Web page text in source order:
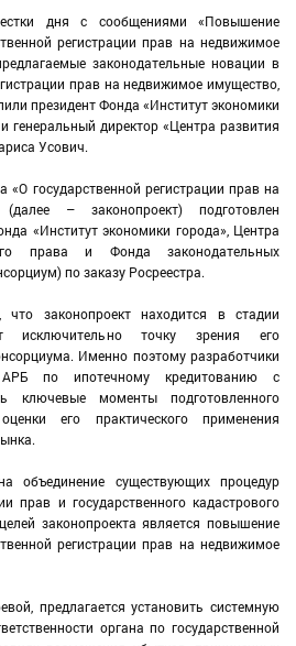
дня с сообщениями «Повышение
регистрации прав на недвижимое
законодательные новации в
прав на недвижимое имущество,
президент Фонда «Институт экономики
генеральный директор «Центра развития
Усович.
«О государственной регистрации прав на
– законопроект) подготовлен
«Институт экономики города», Центра
права и Фонда законодательных
по заказу Росреестра.
что законопроект находится в стадии
исключительно точку зрения его
Именно поэтому разработчики
по ипотечному кредитованию с
ключевые моменты подготовленного
его практического применения
объединение существующих процедур
прав и государственного кадастрового
законопроекта является повышение
регистрации прав на недвижимое
предлагается установить системную
органа по государственной